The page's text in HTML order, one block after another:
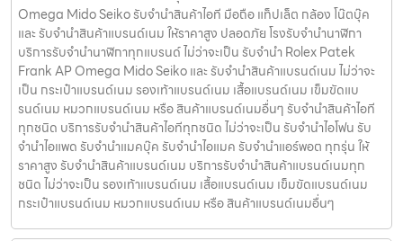
Omega Mido Seiko รับจำนำสินค้าไอที มือถือ แท็ปเล็ต กล้อง โน๊ตบุ๊ค
และ รับจำนำสินค้าแบรนด์เนม ให้ราคาสูง ปลอดภัย โรงรับจำนำนาฬิกา
บริการรับจำนำนาฬิกาทุกแบรนด์ ไม่ว่าจะเป็น รับจำนำ Rolex Patek
Frank AP Omega Mido Seiko และ รับจำนำสินค้าแบรนด์เนม ไม่ว่าจะ
เป็น กระเป๋าแบรนด์เนม รองเท้าแบรนด์เนม เสื้อแบรนด์เนม เข็มขัดแบ
รนด์เนม หมวกแบรนด์เนม หรือ สินค้าแบรนด์เนมอื่นๆ รับจำนำสินค้าไอที
ทุกชนิด บริการรับจำนำสินค้าไอทีทุกชนิด ไม่ว่าจะเป็น รับจำนำไอโฟน รับ
จำนำไอแพด รับจำนำแมคบุ๊ค รับจำนำไอแมค รับจำนำแอร์พอต ทุกรุ่น ให้
ราคาสูง รับจำนำสินค้าแบรนด์เนม บริการรับจำนำสินค้าแบรนด์เนมทุก
ชนิด ไม่ว่าจะเป็น รองเท้าแบรนด์เนม เสื้อแบรนด์เนม เข็มขัดแบรนด์เนม
กระเป๋าแบรนด์เนม หมวกแบรนด์เนม หรือ สินค้าแบรนด์เนมอื่นๆ